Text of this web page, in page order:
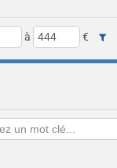
à €